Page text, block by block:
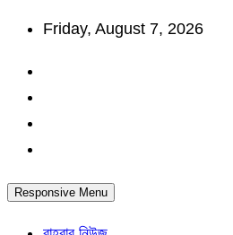
Skip
content
Friday, August 7, 2026
Responsive Menu